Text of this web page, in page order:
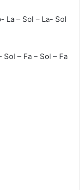
La – Sol – La- Sol
Sol – Fa – Sol – Fa